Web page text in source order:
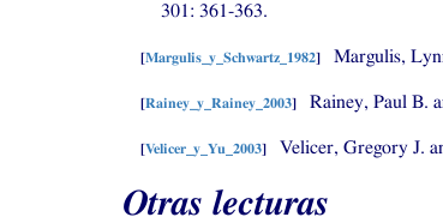
301: 361-363.
[Margulis_y_Schwartz_1982] Margulis,
[Rainey_y_Rainey_2003] Rainey, Paul B.
[Velicer_y_Yu_2003] Velicer, Gregory J.
Otras lecturas